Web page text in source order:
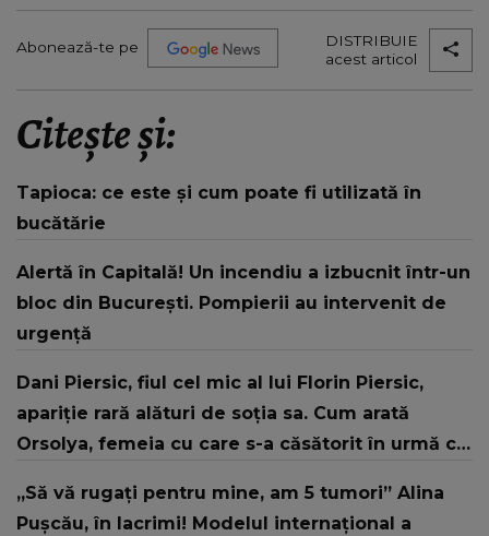
Abonează-te pe
DISTRIBUIE
acest articol
Citește și:
Tapioca: ce este și cum poate fi utilizată în
bucătărie
Alertă în Capitală! Un incendiu a izbucnit într-un
bloc din București. Pompierii au intervenit de
urgență
Dani Piersic, fiul cel mic al lui Florin Piersic,
apariție rară alături de soția sa. Cum arată
Orsolya, femeia cu care s-a căsătorit în urmă cu
„Să vă rugați pentru mine, am 5 tumori” Alina
Pușcău, în lacrimi! Modelul internațional a